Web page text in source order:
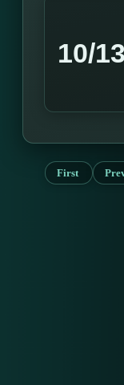
10/
First